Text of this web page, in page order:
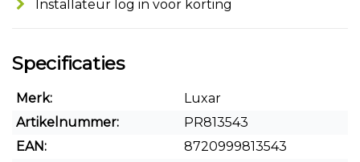
Installateur log in voor korting
Specificaties
Merk:
Luxar
Artikelnummer:
PR813543
EAN:
8720999813543